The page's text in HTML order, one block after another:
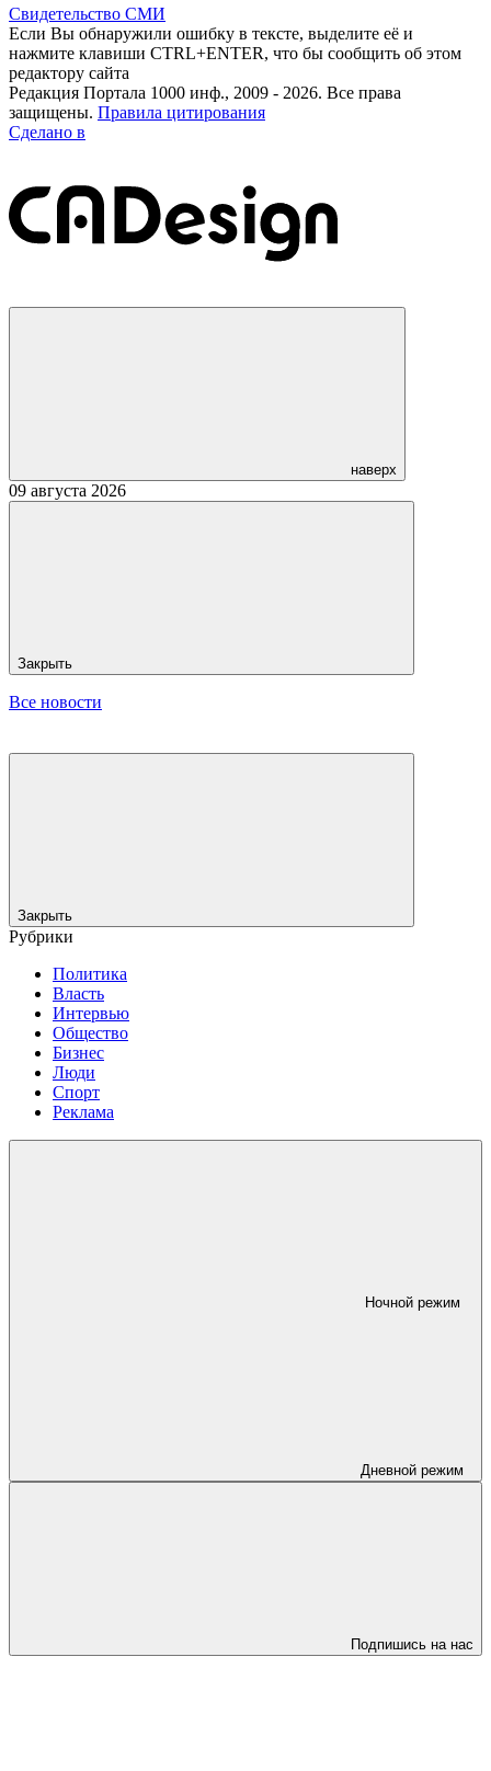
Свидетельство СМИ
Если Вы обнаружили ошибку в тексте, выделите её и
нажмите клавиши CTRL+ENTER, что бы сообщить об этом
редактору сайта
Редакция Портала 1000 инф., 2009 - 2026. Все права
защищены. Правила цитирования
Сделано в
наверх
09 августа 2026
Закрыть
Все новости
Закрыть
Рубрики
Политика
Власть
Интервью
Общество
Бизнес
Люди
Спорт
Реклама
Ночной режим
Дневной режим
Подпишись на нас